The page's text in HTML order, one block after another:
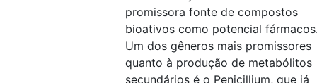
promissora fonte de compostos
bioativos como potencial
Um dos gêneros mais promissores
quanto à produção de metabólitos
secundários é o Penicillium, que já